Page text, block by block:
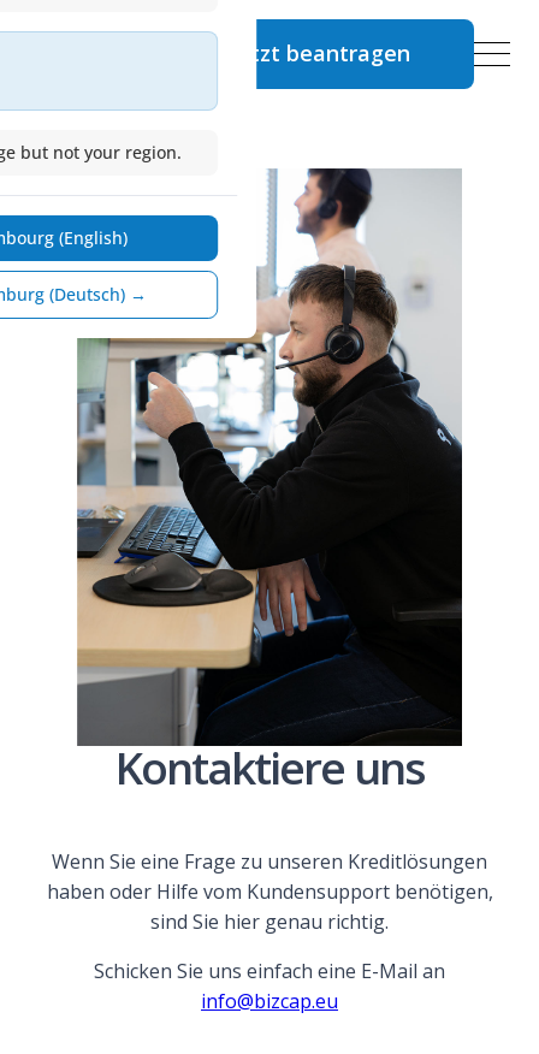
Jetzt beantragen
Bewerben Sie sich jetzt
but not your region.
(English)
(Deutsch) →
Kontaktiere uns
Wenn Sie eine Frage zu unseren Kreditlösungen
haben oder Hilfe vom Kundensupport benötigen,
sind Sie hier genau richtig.
Schicken Sie uns einfach eine E-Mail an
info@bizcap.eu